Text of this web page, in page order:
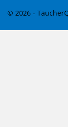
© 2026 -